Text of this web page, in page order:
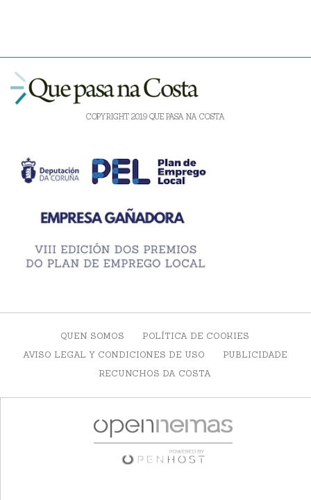
COPYRIGHT 2019 QUE PASA NA COSTA
QUEN SOMOS
POLÍTICA DE COOKIES
AVISO LEGAL Y CONDICIONES DE USO
PUBLICIDADE
RECUNCHOS DA COSTA